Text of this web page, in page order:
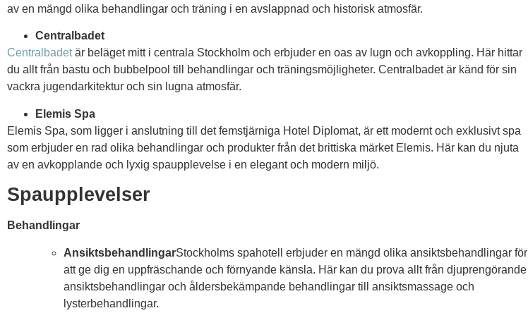
av en mängd olika behandlingar och träning i en avslappnad och historisk atmosfär.
Centralbadet
Centralbadetär beläget mitt i centrala Stockholm och erbjuder en oas av lugn och avkoppling. Här hittar
du allt från bastu och bubbelpool till behandlingar och träningsmöjligheter. Centralbadet är känd för sin
vackra jugendarkitektur och sin lugna atmosfär.
Elemis Spa
Elemis Spa, som ligger i anslutning till det femstjärniga Hotel Diplomat, är ett modernt och exklusivt spa
som erbjuder en rad olika behandlingar och produkter från det brittiska märket Elemis. Här kan du njuta
av en avkopplande och lyxig spaupplevelse i en elegant och modern miljö.
Spaupplevelser
Behandlingar
AnsiktsbehandlingarStockholms spahotell erbjuder en mängd olika ansiktsbehandlingar för
att ge dig en uppfräschande och förnyande känsla. Här kan du prova allt från djuprengörande
ansiktsbehandlingar och åldersbekämpande behandlingar till ansiktsmassage och
lysterbehandlingar.